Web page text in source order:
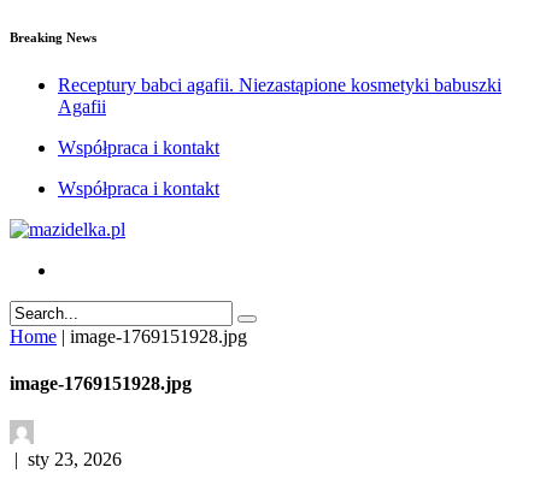
Breaking News
Receptury babci agafii. Niezastąpione kosmetyki babuszki
Agafii
Współpraca i kontakt
Współpraca i kontakt
Home | image-1769151928.jpg
image-1769151928.jpg
sty 23, 2026